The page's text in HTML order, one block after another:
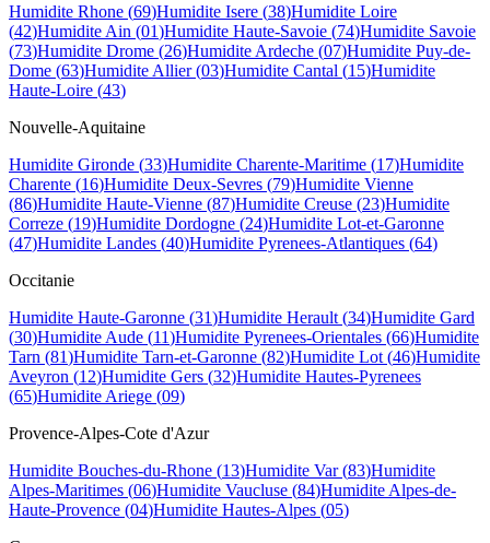
Humidite Rhone (69)Humidite Isere (38)Humidite Loire
(42)Humidite Ain (01)Humidite Haute-Savoie (74)Humidite Savoie
(73)Humidite Drome (26)Humidite Ardeche (07)Humidite Puy-de-
Dome (63)Humidite Allier(03)Humidite Cantal (15)Humidite
Haute-Loire (43)
Nouvelle-Aquitaine
Humidite Gironde (33)Humidite Charente-Maritime (17)Humidite
Charente (16)Humidite Deux-Sevres (79)Humidite Vienne
(86)Humidite Haute-Vienne (87)Humidite Creuse (23)Humidite
Correze (19)Humidite Dordogne (24)Humidite Lot-et-Garonne
(47)Humidite Landes (40)Humidite Pyrenees-Atlantiques (64)
Occitanie
Humidite Haute-Garonne (31)Humidite Herault (34)Humidite Gard
(30)Humidite Aude (11)Humidite Pyrenees-Orientales (66)Humidite
Tarn (81)Humidite Tarn-et-Garonne (82)Humidite Lot (46)Humidite
Aveyron (12)Humidite Gers (32)Humidite Hautes-Pyrenees
(65)Humidite Ariege (09)
Provence-Alpes-Cote d'Azur
Humidite Bouches-du-Rhone (13)Humidite Var(83)Humidite
Alpes-Maritimes (06)Humidite Vaucluse (84)Humidite Alpes-de-
Haute-Provence (04)Humidite Hautes-Alpes (05)